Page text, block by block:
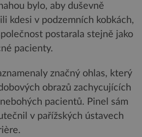
bylo, aby duševně
kdesi v podzemních kobkách,
postarala stejně jako
pacienty.
značný ohlas, který
obrazů zachycujících
pacientů. Pinel sám
v pařížských ústavech